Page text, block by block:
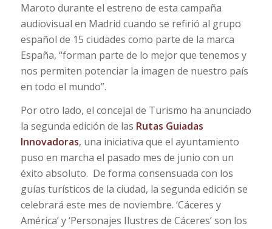
Maroto durante el estreno de esta campaña
audiovisual en Madrid cuando se refirió al grupo
español de 15 ciudades como parte de la marca
España, “forman parte de lo mejor que tenemos y
nos permiten potenciar la imagen de nuestro país
en todo el mundo”.
Por otro lado, el concejal de Turismo ha anunciado
la segunda edición de las Rutas Guiadas
Innovadoras, una iniciativa que el ayuntamiento
puso en marcha el pasado mes de junio con un
éxito absoluto. De forma consensuada con los
guías turísticos de la ciudad, la segunda edición se
celebrará este mes de noviembre. ‘Cáceres y
América’ y ‘Personajes Ilustres de Cáceres’ son los